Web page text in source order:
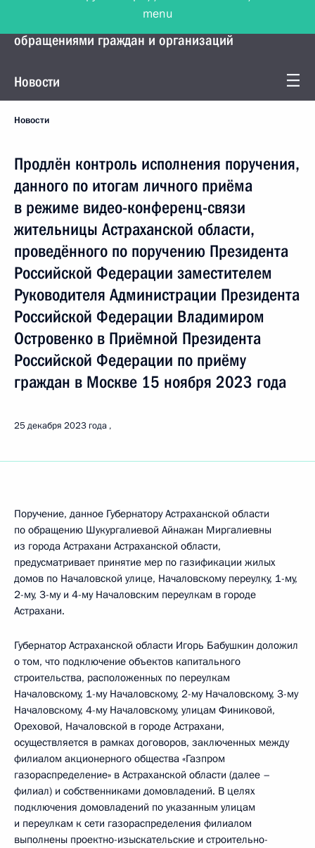
Управление Президента по работе с
обращениями граждан и организаций
Новости
Новости
Продлён контроль исполнения поручения,
данного по итогам личного приёма
в режиме видео-конференц-связи
жительницы Астраханской области,
проведённого по поручению Президента
Российской Федерации заместителем
Руководителя Администрации Президента
Российской Федерации Владимиром
Островенко в Приёмной Президента
Российской Федерации по приёму
граждан в Москве 15 ноября 2023 года
25 декабря 2023 года
Поручение, данное Губернатору Астраханской области
по обращению Шукургалиевой Айнажан Миргалиевны
из города Астрахани Астраханской области,
предусматривает принятие мер по газификации жилых
домов по Началовской улице, Началовскому переулку, 1-му,
2-му, 3-му и 4-му Началовским переулкам в городе
Астрахани.
Губернатор Астраханской области Игорь Бабушкин доложил
о том, что подключение объектов капитального
строительства, расположенных по переулкам
Началовскому, 1-му Началовскому, 2-му Началовскому, 3-му
Началовскому, 4-му Началовскому, улицам Финиковой,
Ореховой, Началовской в городе Астрахани,
осуществляется в рамках договоров, заключенных между
филиалом акционерного общества «Газпром
газораспределение» в Астраханской области (далее –
филиал) и собственниками домовладений. В целях
подключения домовладений по указанным улицам
и переулкам к сети газораспределения филиалом
выполнены проектно-изыскательские и строительно-